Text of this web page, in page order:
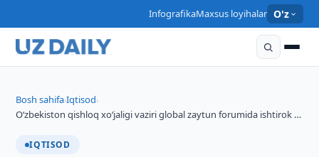
InfografikaMaxsus loyihalar O'z
Bosh sahifa›Iqtisod›
Oʻzbekiston qishloq xoʻjaligi vaziri global zaytun forumida ishtirok …
IQTISOD